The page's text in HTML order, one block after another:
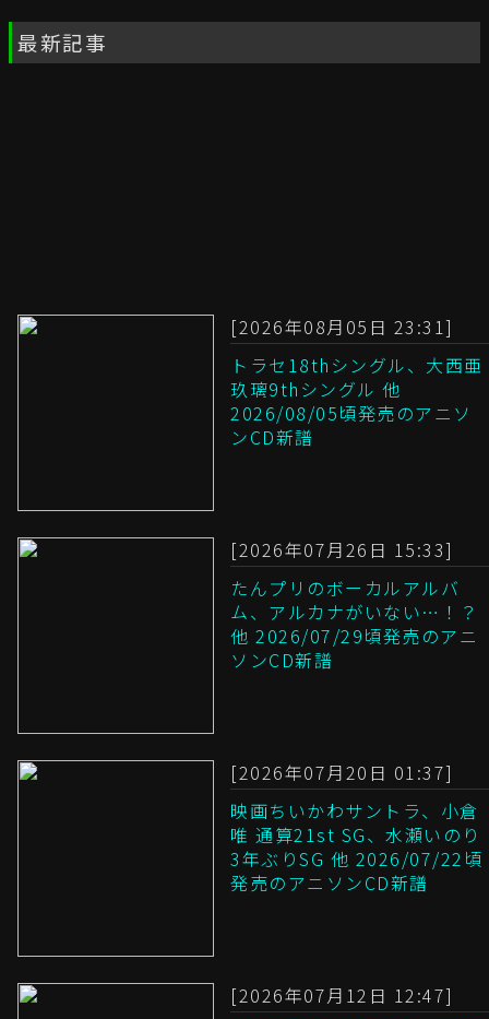
最新記事
[2026年08月05日 23:31]
トラセ18thシングル、大西亜
玖璃9thシングル 他
2026/08/05頃発売のアニソ
ンCD新譜
[2026年07月26日 15:33]
たんプリのボーカルアルバ
ム、アルカナがいない…！？
他 2026/07/29頃発売のアニ
ソンCD新譜
[2026年07月20日 01:37]
映画ちいかわサントラ、小倉
唯 通算21st SG、水瀬いのり
3年ぶりSG 他 2026/07/22頃
発売のアニソンCD新譜
[2026年07月12日 12:47]